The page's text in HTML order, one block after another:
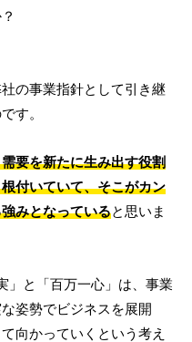
の事業指針として引き継
す。
要を新たに生み出す役割
付いていて、そこがカン
みとなっていると思いま
」と「百万一心」は、事業
姿勢でビジネスを展開
向かっていくという考え